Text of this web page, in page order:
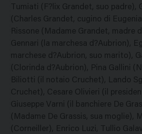
Tumiati (F?lix Grandet, suo padre),
(Charles Grandet, cugino di
Rissone (Madame Grandet, madre
Gennari (la marchesa d?Aubrion),
marchese d?Aubrion, suo marito),
(Clorinda d?Aubrion), Pina Gallini
Biliotti (il notaio Cruchet), Lando
Cruchet), Cesare Olivieri (il
Giuseppe Varni (il banchiere De
(Madame De Grassis, sua moglie),
(Corneiller), Enrico Luzi, Tullio